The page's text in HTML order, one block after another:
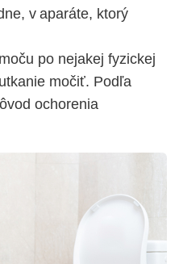
v aparáte, ktorý
po nejakej fyzickej
močiť. Podľa
ochorenia